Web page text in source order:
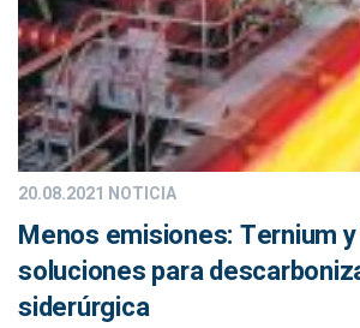
20.08.2021 NOTICIA
Menos emisiones: Ternium
soluciones para
siderúrgica